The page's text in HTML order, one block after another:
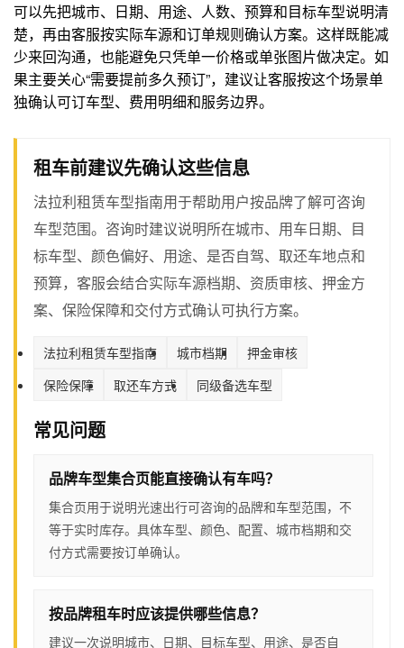
可以先把城市、日期、用途、人数、预算和目标车型说明清
楚，再由客服按实际车源和订单规则确认方案。这样既能减
少来回沟通，也能避免只凭单一价格或单张图片做决定。如
果主要关心“需要提前多久预订”，建议让客服按这个场景单
独确认可订车型、费用明细和服务边界。
租车前建议先确认这些信息
法拉利租赁车型指南用于帮助用户按品牌了解可咨询
车型范围。咨询时建议说明所在城市、用车日期、目
标车型、颜色偏好、用途、是否自驾、取还车地点和
预算，客服会结合实际车源档期、资质审核、押金方
案、保险保障和交付方式确认可执行方案。
法拉利租赁车型指南 城市档期
押金审核
保险保障
取还车方式 同级备选车型
常见问题
品牌车型集合页能直接确认有车吗？
集合页用于说明光速出行可咨询的品牌和车型范围，不
等于实时库存。具体车型、颜色、配置、城市档期和交
付方式需要按订单确认。
按品牌租车时应该提供哪些信息？
建议一次说明城市、日期、目标车型、用途、是否自